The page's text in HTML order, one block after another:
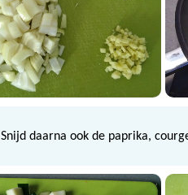
Snijd daarna ook de paprika,